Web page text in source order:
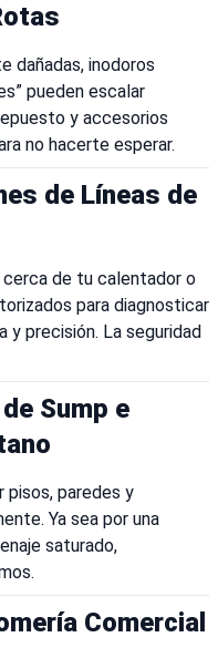
dañadas, inodoros
pueden escalar
y accesorios
no hacerte esperar.
de Líneas de
cerca de tu calentador o
para diagnosticar
y precisión. La seguridad
Sump e
pisos, paredes y
Ya sea por una
saturado,
Comercial